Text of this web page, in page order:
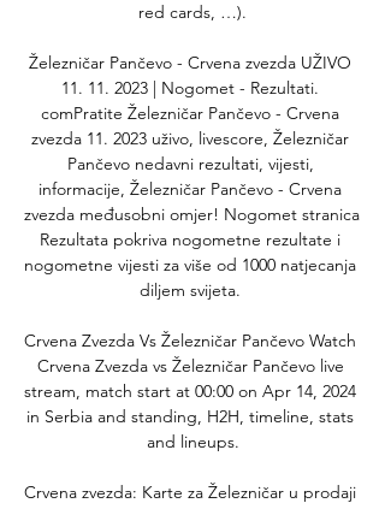
red cards, …).
Železničar Pančevo - Crvena zvezda UŽIVO
11. 11. 2023 | Nogomet - Rezultati.
comPratite Železničar Pančevo - Crvena
zvezda 11. 2023 uživo, livescore, Železničar
Pančevo nedavni rezultati, vijesti,
informacije, Železničar Pančevo - Crvena
zvezda međusobni omjer! Nogomet stranica
Rezultata pokriva nogometne rezultate i
nogometne vijesti za više od 1000 natjecanja
diljem svijeta.
Crvena Zvezda Vs Železničar Pančevo Watch
Crvena Zvezda vs Železničar Pančevo live
stream, match start at 00:00 on Apr 14, 2024
in Serbia and standing, H2H, timeline, stats
and lineups.
Crvena zvezda: Karte za Železničar u prodaji